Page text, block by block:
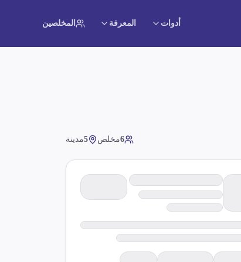
أدوات المعرفة المخلصين
6مخلص 5مدينة